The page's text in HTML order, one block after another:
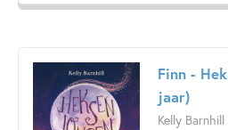
Finn -
jaar)
Kelly Barnhill